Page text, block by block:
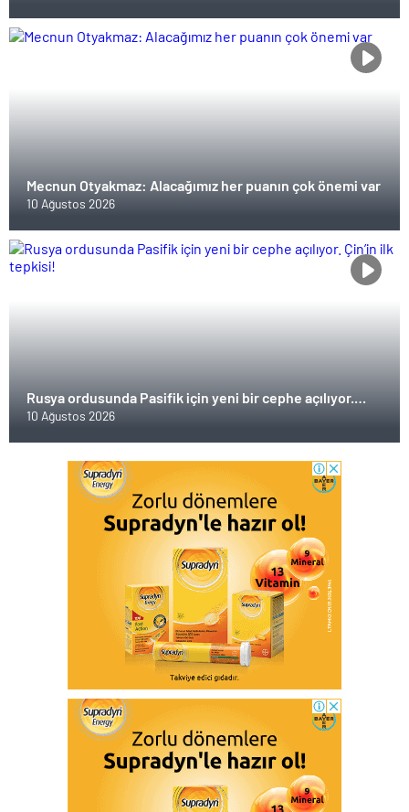
Mecnun Otyakmaz: Alacağımız her puanın çok önemi var
10 Ağustos 2026
Rusya ordusunda Pasifik için yeni bir cephe açılıyor.
Çin’in ilk tepkisi!
10 Ağustos 2026